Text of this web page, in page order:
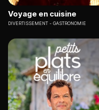
Voyage en cuisine
DIVERTISSEMENT GASTRONOMIE